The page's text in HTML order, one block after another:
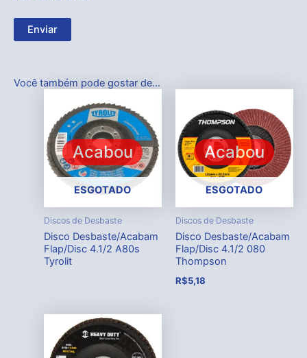
Você também pode gostar de…
Acabou
ESGOTADO
Discos de Desbaste
Disco Desbaste/Acabam
Flap/Disc 4.1/2 A80s
Tyrolit
Acabou
ESGOTADO
Discos de Desbaste
Disco Desbaste/Acabam
Flap/Disc 4.1/2 080
Thompson
R$5,18